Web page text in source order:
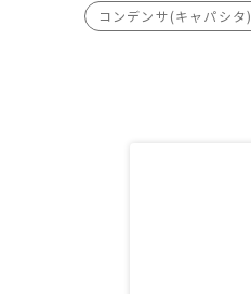
コンデンサ(キャパシタ)